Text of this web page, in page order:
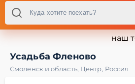
наш
Усадьба Фленово
Смоленск и область, Центр, Россия